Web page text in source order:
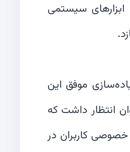
ابزارهای سیستمی
موفق این
انتظار داشت که
کاربران در